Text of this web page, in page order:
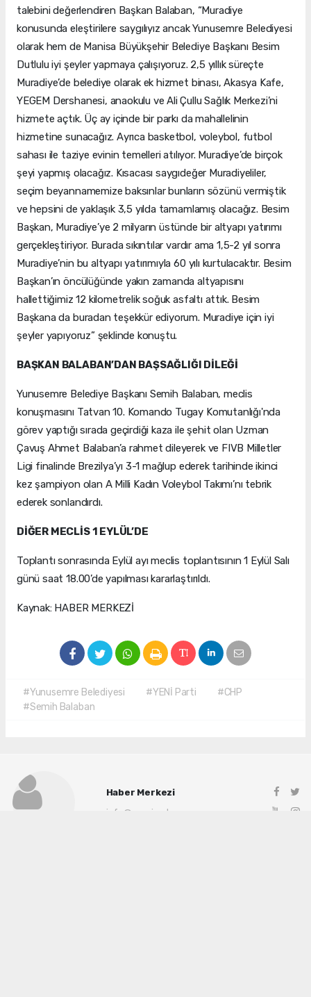
talebini değerlendiren Başkan Balaban, “Muradiye
konusunda eleştirilere saygılıyız ancak Yunusemre Belediyesi
olarak hem de Manisa Büyükşehir Belediye Başkanı Besim
Dutlulu iyi şeyler yapmaya çalışıyoruz. 2,5 yıllık süreçte
Muradiye’de belediye olarak ek hizmet binası, Akasya Kafe,
YEGEM Dershanesi, anaokulu ve Ali Çullu Sağlık Merkezi’ni
hizmete açtık. Üç ay içinde bir parkı da mahallelinin
hizmetine sunacağız. Ayrıca basketbol, voleybol, futbol
sahası ile taziye evinin temelleri atılıyor. Muradiye’de birçok
şeyi yapmış olacağız. Kısacası saygıdeğer Muradiyeliler,
seçim beyannamemize baksınlar bunların sözünü vermiştik
ve hepsini de yaklaşık 3,5 yılda tamamlamış olacağız. Besim
Başkan, Muradiye’ye 2 milyarın üstünde bir altyapı yatırımı
gerçekleştiriyor. Burada sıkıntılar vardır ama 1,5-2 yıl sonra
Muradiye’nin bu altyapı yatırımıyla 60 yılı kurtulacaktır. Besim
Başkan’ın öncülüğünde yakın zamanda altyapısını
hallettiğimiz 12 kilometrelik soğuk asfaltı attık. Besim
Başkana da buradan teşekkür ediyorum. Muradiye için iyi
şeyler yapıyoruz” şeklinde konuştu.
BAŞKAN BALABAN’DAN BAŞSAĞLIĞI DİLEĞİ
Yunusemre Belediye Başkanı Semih Balaban, meclis
konuşmasını Tatvan 10. Komando Tugay Komutanlığı'nda
görev yaptığı sırada geçirdiği kaza ile şehit olan Uzman
Çavuş Ahmet Balaban’a rahmet dileyerek ve FIVB Milletler
Ligi finalinde Brezilya’yı 3-1 mağlup ederek tarihinde ikinci
kez şampiyon olan A Milli Kadın Voleybol Takımı’nı tebrik
ederek sonlandırdı.
DİĞER MECLİS 1 EYLÜL’DE
Toplantı sonrasında Eylül ayı meclis toplantısının 1 Eylül Salı
günü saat 18.00’de yapılması kararlaştırıldı.
Kaynak: HABER MERKEZİ
#Yunusemre Belediyesi #YENİ Parti
#CHP
#Semih Balaban
Haber Merkezi
info@manisadenge.com